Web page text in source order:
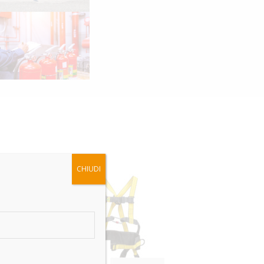
CHIUDI